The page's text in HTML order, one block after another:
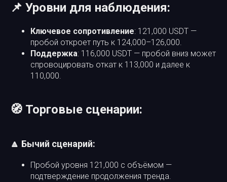
📌 Уровни для наблюдения:
Ключевое сопротивление: 121,000 USDT —
пробой откроет путь к 124,000–126,000.
Поддержка: 116,000 USDT — пробой вниз может
спровоцировать откат к 113,000 и далее к
110,000.
🧭 Торговые сценарии:
🔼 Бычий сценарий:
Пробой уровня 121,000 с объёмом —
подтверждение продолжения тренда.